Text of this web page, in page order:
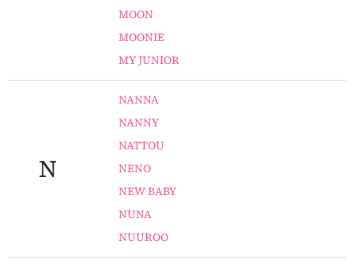
MOON
MOONIE
MY JUNIOR
N
NANNA
NANNY
NATTOU
NENO
NEW BABY
NUNA
NUUROO